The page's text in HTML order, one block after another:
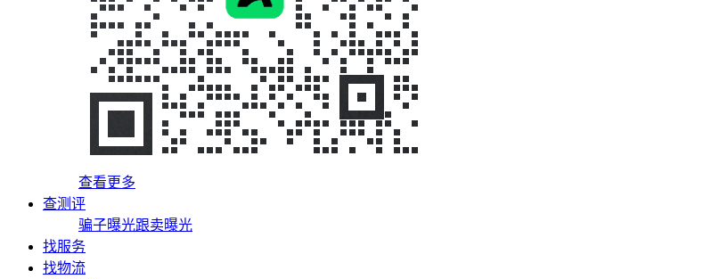
查看更多
查测评
骗子曝光跟卖曝光
找服务
找物流